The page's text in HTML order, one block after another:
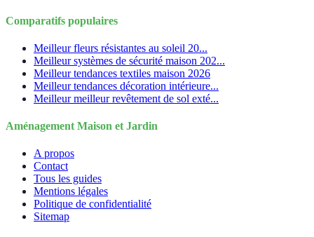
Comparatifs populaires
Meilleur fleurs résistantes au soleil 20...
Meilleur systèmes de sécurité maison 202...
Meilleur tendances textiles maison 2026
Meilleur tendances décoration intérieure...
Meilleur meilleur revêtement de sol exté...
Aménagement Maison et Jardin
A propos
Contact
Tous les guides
Mentions légales
Politique de confidentialité
Sitemap